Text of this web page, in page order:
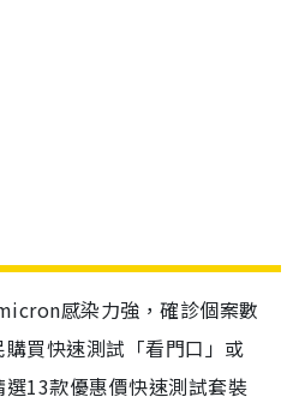
感染力強，確診個案數
買快速測試「看門口」或
13款優惠價快速測試套裝